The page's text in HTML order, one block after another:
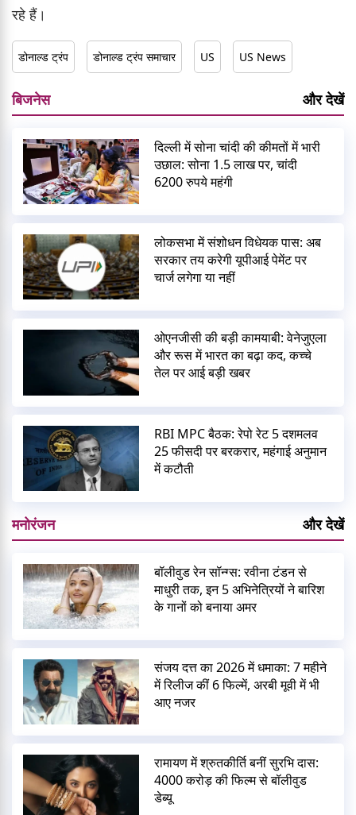
रहे हैं।
डोनाल्ड ट्रंप डोनाल्ड ट्रंप समाचार US US News
बिजनेस और देखें
दिल्ली में सोना चांदी की कीमतों में भारी
उछाल: सोना 1.5 लाख पर, चांदी
6200 रुपये महंगी
लोकसभा में संशोधन विधेयक पास: अब
सरकार तय करेगी यूपीआई पेमेंट पर
चार्ज लगेगा या नहीं
ओएनजीसी की बड़ी कामयाबी: वेनेजुएला
और रूस में भारत का बढ़ा कद, कच्चे
तेल पर आई बड़ी खबर
RBI MPC बैठक: रेपो रेट 5 दशमलव
25 फीसदी पर बरकरार, महंगाई अनुमान
में कटौती
मनोरंजन और देखें
बॉलीवुड रेन सॉन्ग्स: रवीना टंडन से
माधुरी तक, इन 5 अभिनेत्रियों ने बारिश
के गानों को बनाया अमर
संजय दत्त का 2026 में धमाका: 7 महीने
में रिलीज कीं 6 फिल्में, अरबी मूवी में भी
आए नजर
रामायण में श्रुतकीर्ति बनीं सुरभि दास:
4000 करोड़ की फिल्म से बॉलीवुड
डेब्यू